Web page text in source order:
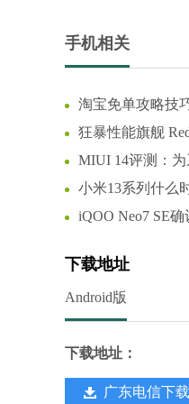
手机相关
淘宝免单攻略技
狂暴性能旗舰
MIUI 14评测：
小米13系列什么
iQOO Neo7 SE
下载地址
Android版
下载地址：
广东电信下载